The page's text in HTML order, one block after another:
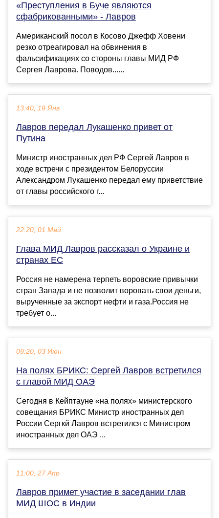
«Преступления в Буче являются
сфабрикованными» - Лавров
Американский посол в Косово Джефф Ховени
резко отреагировал на обвинения в
фальсификациях со стороны главы МИД РФ
Сергея Лаврова. Поводов......
13:40, 19 Янв
Лавров передал Лукашенко привет от
Путина
Министр иностранных дел РФ Сергей Лавров в
ходе встречи с президентом Белоруссии
Александром Лукашенко передал ему приветствие
от главы российского г...
22:20, 01 Май
Глава МИД Лавров рассказал о Украине и
странах ЕС
Россия не намерена терпеть воровские привычки
стран Запада и не позволит воровать свои деньги,
вырученные за экспорт нефти и газа.Россия не
требует о...
09:20, 03 Июн
На полях БРИКС: Сергей Лавров встретился
с главой МИД ОАЭ
Сегодня в Кейптауне «на полях» министерского
совещания БРИКС Министр иностранных дел
России Сергкй Лавров встретился с Министром
иностранных дел ОАЭ ...
11:00, 27 Апр
Лавров примет участие в заседании глав
МИД ШОС в Индии